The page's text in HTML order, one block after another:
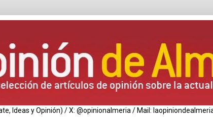
Ideas y Opinión) / X: @opinionalmeria / Mail: